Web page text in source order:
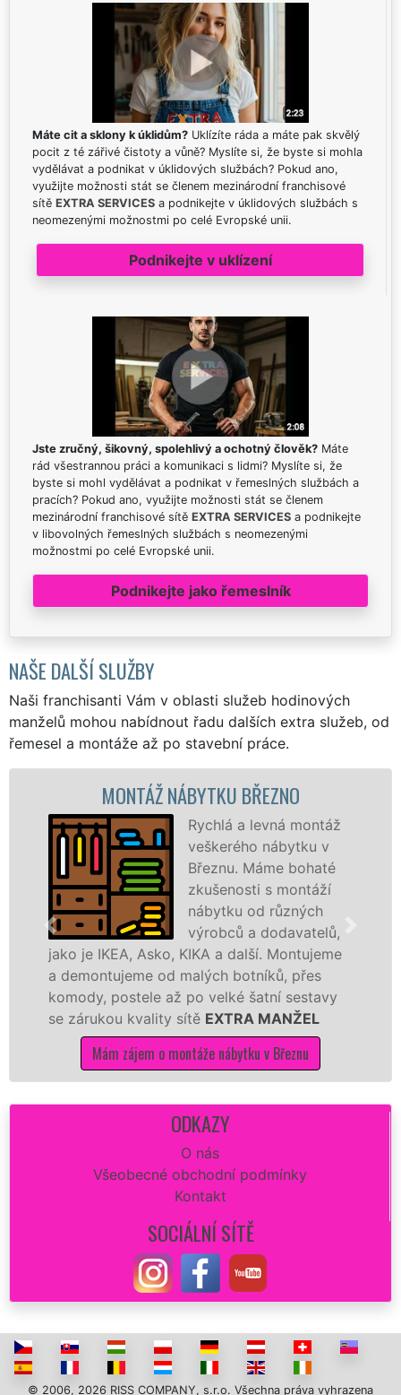
Máte cit a sklony k úklidům? Uklízíte ráda a máte pak skvělý
pocit z té zářivé čistoty a vůně? Myslíte si, že byste si mohla
vydělávat a podnikat v úklidových službách? Pokud ano,
využijte možnosti stát se členem mezinárodní franchisové
sítě EXTRA SERVICES a podnikejte v úklidových službách s
neomezenými možnostmi po celé Evropské unii.
Podnikejte v uklízení
Jste zručný, šikovný, spolehlivý a ochotný člověk? Máte
rád všestrannou práci a komunikaci s lidmi? Myslíte si, že
byste si mohl vydělávat a podnikat v řemeslných službách a
pracích? Pokud ano, využijte možnosti stát se členem
mezinárodní franchisové sítě EXTRA SERVICES a podnikejte
v libovolných řemeslných službách s neomezenými
možnostmi po celé Evropské unii.
Podnikejte jako řemeslník
NAŠE DALŠÍ SLUŽBY
Naši franchisanti Vám v oblasti služeb hodinových
manželů mohou nabídnout řadu dalších extra služeb, od
řemesel a montáže až po stavební práce.
MONTÁŽ NÁBYTKU BŘEZNO
Rychlá a levná montáž
veškerého nábytku v
Březnu. Máme bohaté
zkušenosti s montáží
nábytku od různých
výrobců a dodavatelů,
jako je IKEA, Asko, KIKA a další. Montujeme
a demontujeme od malých botníků, přes
komody, postele až po velké šatní sestavy
se zárukou kvality sítěEXTRA MANŽEL
Mám zájem o montáže nábytku v Březnu
ODKAZY
O nás
Všeobecné obchodní podmínky
Kontakt
SOCIÁLNÍ SÍTĚ
© 2006, 2026 RISS COMPANY, s.r.o. Všechna práva vyhrazena